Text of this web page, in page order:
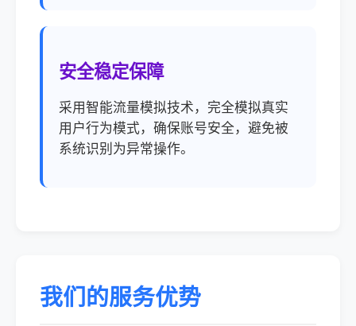
安全稳定保障
采用智能流量模拟技术，完全模拟真实
用户行为模式，确保账号安全，避免被
系统识别为异常操作。
我们的服务优势